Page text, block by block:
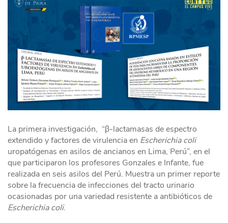
La primera investigación, “β-lactamasas de espectro
extendido y factores de virulencia en Escherichia coli
uropatógenas en asilos de ancianos en Lima, Perú”, en el
que participaron los profesores Gonzales e Infante, fue
realizada en seis asilos del Perú. Muestra un primer reporte
sobre la frecuencia de infecciones del tracto urinario
ocasionadas por una variedad resistente a antibióticos de
Escherichia coli.